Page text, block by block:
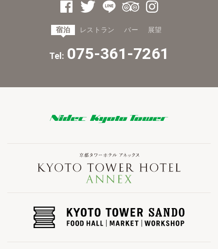
宿泊 レストラン バー 展望
Tel: 075-361-7261